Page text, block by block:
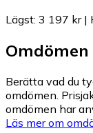
Lägst: 3 197 kr|
Omdömen
Berätta vad du
omdömen.
omdömen har
Läs mer om